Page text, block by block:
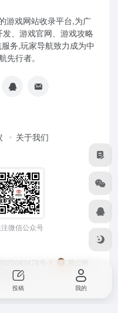
游戏网站收录平台,为广
、游戏官网、游戏攻略
务,玩家导航致力成为中
先行者。
关于我们
注微信公众号
号-1
黑公网
号
投稿 我的